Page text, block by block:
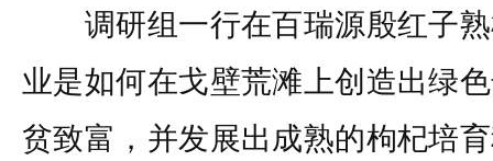
调研组一行在百瑞源殷红子熟
业是如何在戈壁荒滩上创造出绿
贫致富，并发展出成熟的枸杞培